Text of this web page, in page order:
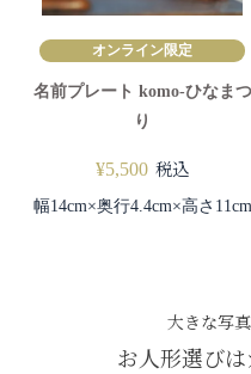
オンライン限定
名前プレート komo-ひなまつ
り
¥5,500 税込
幅14cm×奥行4.4cm×高さ11cm
大きな写
お人形選び